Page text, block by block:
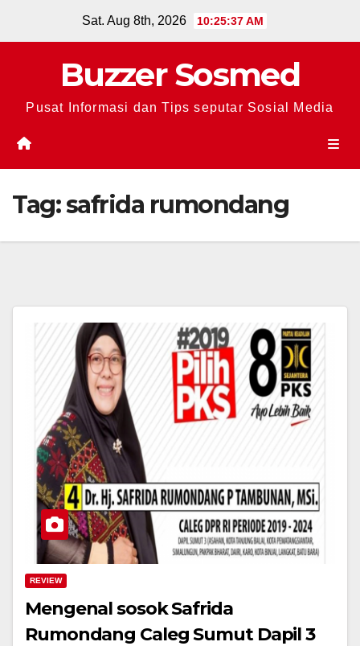
Sat. Aug 8th, 2026 10:25:37 AM
Buzzer Sosmed
Pusat Informasi dan Tips seputar Sosial Media
Tag:safrida rumondang
REVIEW
Mengenal sosok Safrida
Rumondang Caleg Sumut Dapil 3